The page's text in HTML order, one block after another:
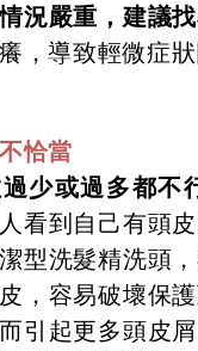
情況嚴重，建議
，導致輕微症
恰當
少或過多都不
看到自己有頭
型洗髮精洗頭
，容易破壞保
引起更多頭皮